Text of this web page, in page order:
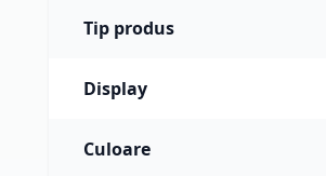
Tip produs
Display
Culoare